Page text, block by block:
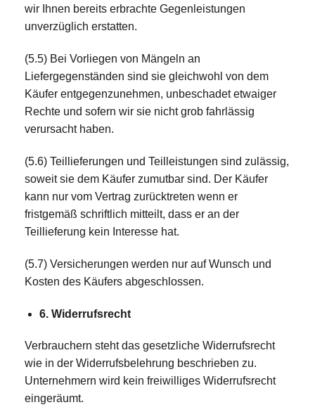
wir Ihnen bereits erbrachte Gegenleistungen
unverzüglich erstatten.
(5.5) Bei Vorliegen von Mängeln an
Liefergegenständen sind sie gleichwohl von dem
Käufer entgegenzunehmen, unbeschadet etwaiger
Rechte und sofern wir sie nicht grob fahrlässig
verursacht haben.
(5.6) Teillieferungen und Teilleistungen sind zulässig,
soweit sie dem Käufer zumutbar sind. Der Käufer
kann nur vom Vertrag zurücktreten wenn er
fristgemäß schriftlich mitteilt, dass er an der
Teillieferung kein Interesse hat.
(5.7) Versicherungen werden nur auf Wunsch und
Kosten des Käufers abgeschlossen.
6. Widerrufsrecht
Verbrauchern steht das gesetzliche Widerrufsrecht
wie in der Widerrufsbelehrung beschrieben zu.
Unternehmern wird kein freiwilliges Widerrufsrecht
eingeräumt.